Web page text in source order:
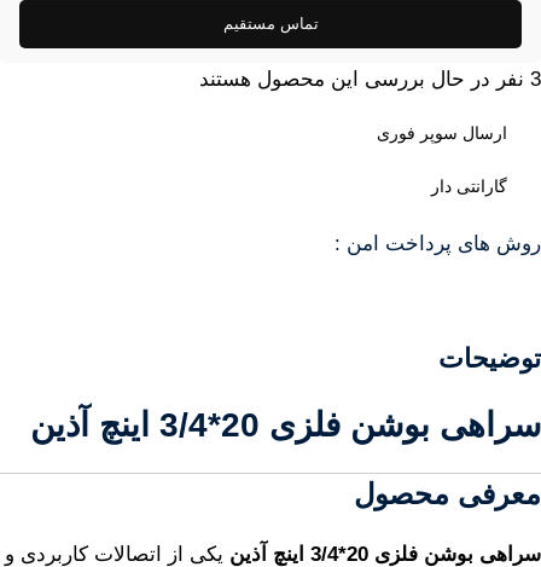
تماس مستقیم
3 نفر در حال بررسی این محصول هستند
ارسال سوپر فوری
گارانتی دار
روش های پرداخت امن :
توضیحات
سراهی بوشن فلزی 20*3/4 اینچ آذین
معرفی محصول
سراهی بوشن فلزی 20*3/4 اینچ آذین
یکی از اتصالات کاربردی و